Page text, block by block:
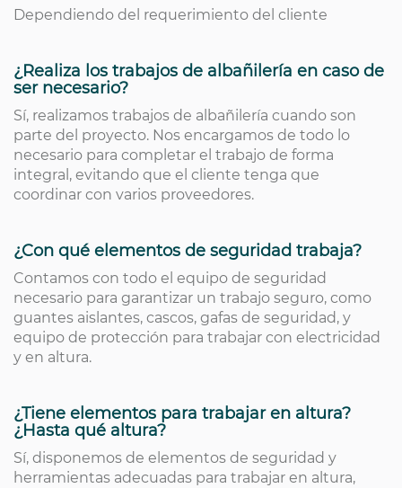
Dependiendo del requerimiento del cliente
¿Realiza los trabajos de albañilería en caso de
ser necesario?
Sí, realizamos trabajos de albañilería cuando son
parte del proyecto. Nos encargamos de todo lo
necesario para completar el trabajo de forma
integral, evitando que el cliente tenga que
coordinar con varios proveedores.
¿Con qué elementos de seguridad trabaja?
Contamos con todo el equipo de seguridad
necesario para garantizar un trabajo seguro, como
guantes aislantes, cascos, gafas de seguridad, y
equipo de protección para trabajar con electricidad
y en altura.
¿Tiene elementos para trabajar en altura?
¿Hasta qué altura?
Sí, disponemos de elementos de seguridad y
herramientas adecuadas para trabajar en altura,